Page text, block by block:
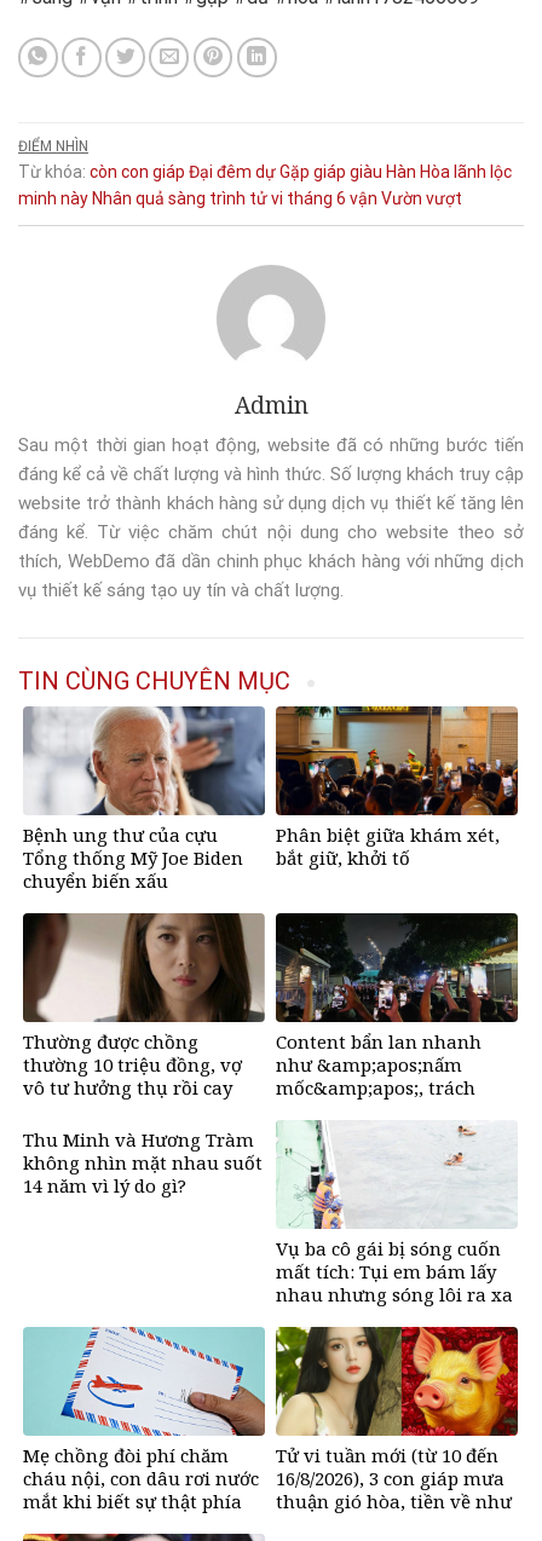
ĐIỂM NHÌN
Từ khóa: còn con giáp Đại đêm dựGặp giáp giàu Hàn Hòa lãnh lộc
minh này Nhân quả sàng trình tử vi tháng 6 vận Vườn vượt
Admin
Sau một thời gian hoạt động, website đã có những bước tiến
đáng kể cả về chất lượng và hình thức. Số lượng khách truy cập
website trở thành khách hàng sử dụng dịch vụ thiết kế tăng lên
đáng kể. Từ việc chăm chút nội dung cho website theo sở
thích, WebDemo đã dần chinh phục khách hàng với những dịch
vụ thiết kế sáng tạo uy tín và chất lượng.
TIN CÙNG CHUYÊN MỤC
Bệnh ung thư của cựu
Tổng thống Mỹ Joe Biden
chuyển biến xấu
Phân biệt giữa khám xét,
bắt giữ, khởi tố
Thường được chồng
thường 10 triệu đồng, vợ
vô tư hưởng thụ rồi cay
sau
Content bẩn lan nhanh
như &amp;apos;nấm
mốc&amp;apos;, trách
mạng?
Thu Minh và Hương Tràm
không nhìn mặt nhau suốt
14 năm vì lý do gì?
Vụ ba cô gái bị sóng cuốn
mất tích: Tụi em bám lấy
nhau nhưng sóng lôi ra xa
Mẹ chồng đòi phí chăm
cháu nội, con dâu rơi nước
mắt khi biết sự thật phía
Tử vi tuần mới (từ 10 đến
16/8/2026), 3 con giáp mưa
thuận gió hòa, tiền về như